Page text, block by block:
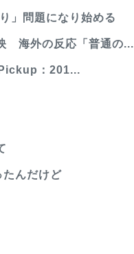
」問題になり始める
海外の反応「普通の...
：201...
たんだけど